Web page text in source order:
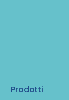
Prodotti